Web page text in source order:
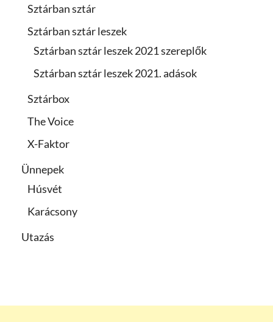
Sztárban sztár
Sztárban sztár leszek
Sztárban sztár leszek 2021 szereplők
Sztárban sztár leszek 2021. adások
Sztárbox
The Voice
X-Faktor
Ünnepek
Húsvét
Karácsony
Utazás